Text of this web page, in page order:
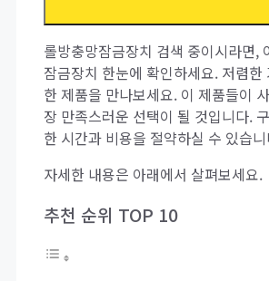
롤방충망잠금장치 검색 중이시라면,
잠금장치 한눈에 확인하세요. 저렴한
한 제품을 만나보세요. 이 제품들이
장 만족스러운 선택이 될 것입니다.
한 시간과 비용을 절약하실 수 있습
자세한 내용은 아래에서 살펴보세요.
추천 순위 TOP 10